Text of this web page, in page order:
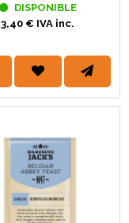
DISPONIBLE
3,40 € IVA inc.